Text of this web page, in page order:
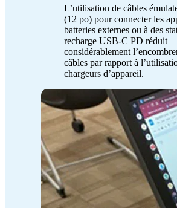
L’utilisation de câbles
(12 po) pour connecter les
batteries externes ou à des
recharge USB-C PD réduit
considérablement
câbles par rapport à
chargeurs d’appareil.